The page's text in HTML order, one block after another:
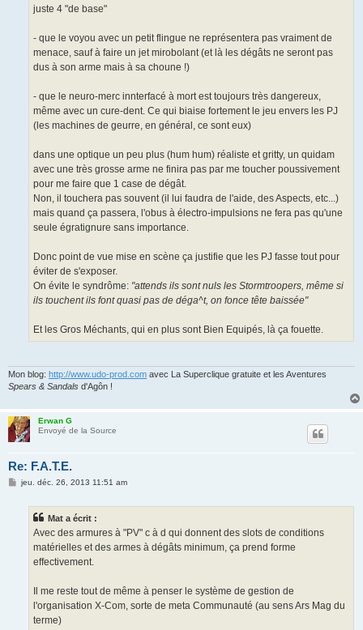
juste 4 "de base"
- que le voyou avec un petit flingue ne représentera pas vraiment de
menace, sauf à faire un jet mirobolant (et là les dégâts ne seront pas
dus à son arme mais à sa choune !)
- que le neuro-merc innterfacé à mort est toujours très dangereux,
même avec un cure-dent. Ce qui biaise fortement le jeu envers les PJ
(les machines de geurre, en général, ce sont eux)
dans une optique un peu plus (hum hum) réaliste et gritty, un quidam
avec une très grosse arme ne finira pas par me toucher poussivement
pour me faire que 1 case de dégât.
Non, il touchera pas souvent (il lui faudra de l'aide, des Aspects, etc...)
mais quand ça passera, l'obus à électro-impulsions ne fera pas qu'une
seule égratignure sans importance.
Donc point de vue mise en scène ça justifie que les PJ fasse tout pour
éviter de s'exposer.
On évite le syndrôme: "attends ils sont nuls les Stormtroopers, même si
ils touchent ils font quasi pas de déga^t, on fonce tête baissée"
Et les Gros Méchants, qui en plus sont Bien Equipés, là ça fouette.
Mon blog: http://www.udo-prod.com avec La Superclique gratuite et les Aventures
Spears & Sandals d'Agôn !
Erwan G
Envoyé de la Source
Re: F.A.T.E.
Mjeu. déc. 26, 2013 11:51 am
Mat a écrit :
Avec des armures à "PV" c à d qui donnent des slots de conditions
matérielles et des armes à dégâts minimum, ça prend forme
effectivement.
Il me reste tout de même à penser le système de gestion de
l'organisation X-Com, sorte de meta Communauté (au sens Ars Mag du
terme)